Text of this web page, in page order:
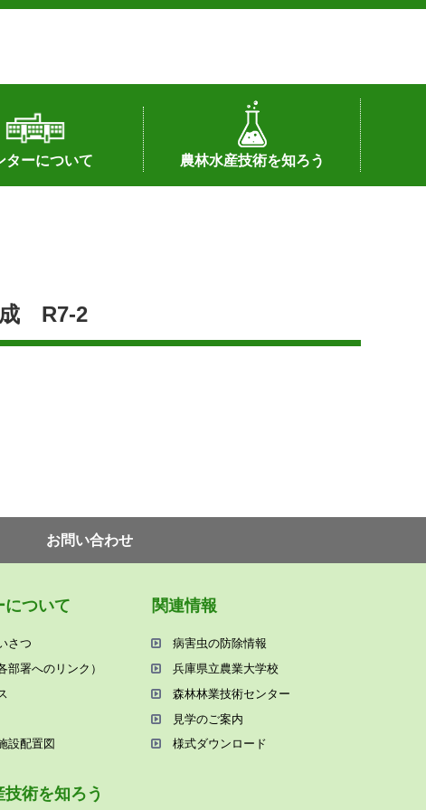
ターについて
つ
署へのリンク）
配置図
農林水産技術を知ろう
センターの話題
私の試験研究
試験研究課題
第6期中期業務計画
オンライン研究報告
刊行物
知的財産に関する相談窓口
成 R7-2
お問い合わせ
について
さつ
部署へのリンク）
設配置図
技術を知ろう
関連情報
病害⾍の防除情報
兵庫県⽴農業⼤学校
森林林業技術センター
⾒学のご案内
様式ダウンロード